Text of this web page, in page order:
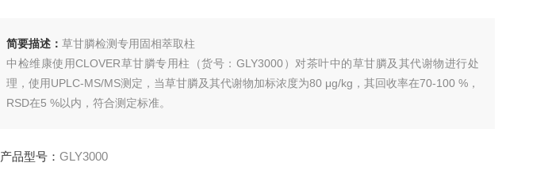
简要描述： 草甘膦检测专用固相萃取柱
中检维康使用CLOVER草甘膦专用柱（货号：GLY3000）对茶叶中的草甘膦及其代谢物进行处
理，使用UPLC-MS/MS测定，当草甘膦及其代谢物加标浓度为80 μg/kg，其回收率在70-100 %，
RSD在5 %以内，符合测定标准。
产品型号： GLY3000